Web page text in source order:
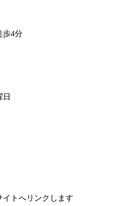
4分
日
トへリンクします